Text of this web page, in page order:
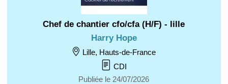
Chef de chantier cfo/cfa (H/F) - lille
Harry Hope
Lille, Hauts-de-France
CDI
Publiée le 24/07/2026